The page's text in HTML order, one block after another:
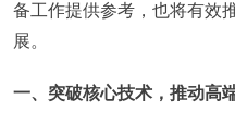
备工作提供参考，也将有效
展。
一、突破核心技术，推动高